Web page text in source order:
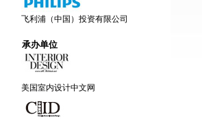
飞利浦（中国）投资有限公司
承办单位
美国室内设计中文网